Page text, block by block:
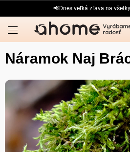
na
obsah
📢Dnes veľká zľava na všetky
Náramok Naj